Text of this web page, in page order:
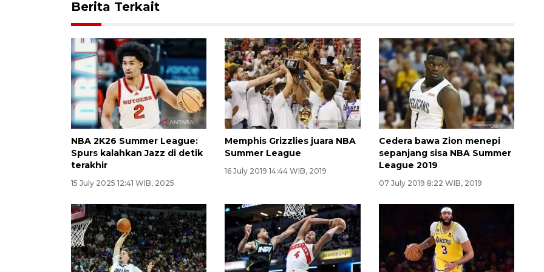
Berita Terkait
NBA 2K26 Summer League:
Spurs kalahkan Jazz di detik
terakhir
15 July 2025 12:41 WIB, 2025
Memphis Grizzlies juara NBA
Summer League
16 July 2019 14:44 WIB, 2019
Cedera bawa Zion menepi
sepanjang sisa NBA Summer
League 2019
07 July 2019 8:22 WIB, 2019